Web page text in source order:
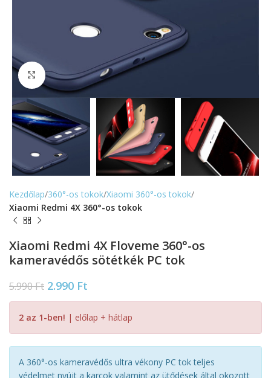
Nagyítás
Kezdőlap 360°-os tokok Xiaomi 360°-os tokok
Xiaomi Redmi 4X 360°-os tokok
Xiaomi Redmi 4X Floveme 360°-os
kameravédős sötétkék PC tok
5.990Ft 2.990 Ft
2 az 1-ben! | előlap + hátlap
A 360°-os kameravédős ultra vékony PC tok teljes
védelmet nyújt a karcok valamint az ütődések által okozott